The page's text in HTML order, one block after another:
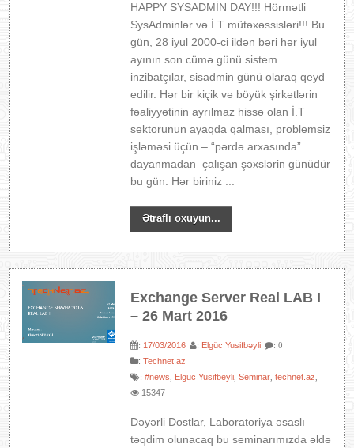
HAPPY SYSADMİN DAY!!! Hörmətli
SysAdminlər və İ.T mütəxəssisləri!!! Bu
gün, 28 iyul 2000-ci ildən bəri hər iyul
ayının son cümə günü sistem
inzibatçılar, sisadmin günü olaraq qeyd
edilir. Hər bir kiçik və böyük şirkətlərin
fəaliyyətinin ayrılmaz hissə olan İ.T
sektorunun ayaqda qalması, problemsiz
işləməsi üçün – “pərdə arxasında”
dayanmadan çalışan şəxslərin günüdür
bu gün. Hər biriniz ...
Ətraflı oxuyun...
Exchange Server Real LAB I
– 26 Mart 2016
: 17/03/2016 : Elgüc Yusifbəyli : 0
:Technet.az
:#news Elguc Yusifbeyli ,Seminar ,technet.az
15347
Dəyərli Dostlar, Laboratoriya əsaslı
təqdim olunacaq bu seminarımızda əldə